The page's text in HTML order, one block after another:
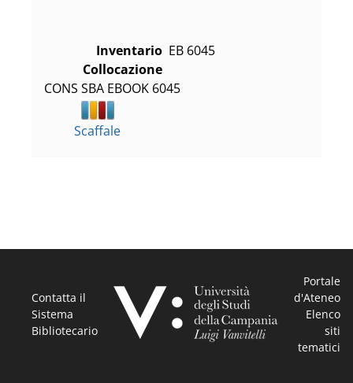
Inventario EB 6045
Collocazione
CONS SBA EBOOK 6045
Scaffale
Contatta il
Sistema
Bibliotecario
Portale
d'Ateneo
Elenco
siti
tematici